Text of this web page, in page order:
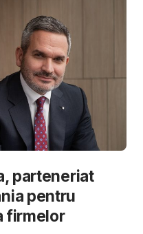
parteneriat
pentru
firmelor